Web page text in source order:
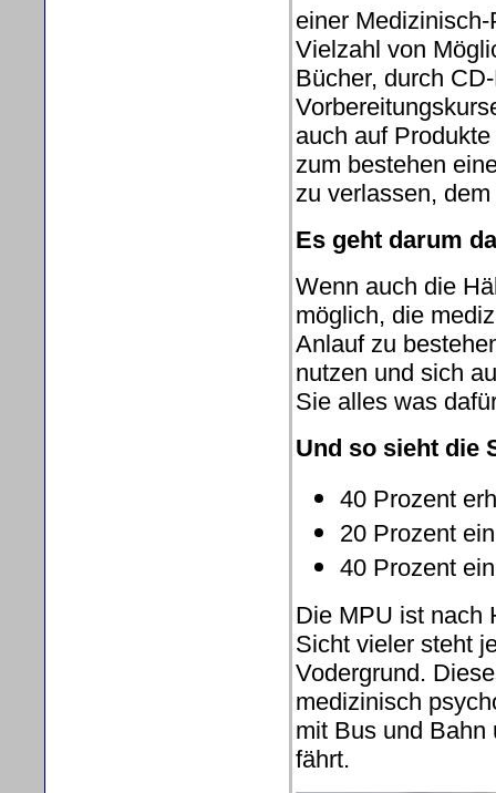
einer
Vielzahl von
Bücher, durch
auch auf
zum bestehen
zu verlassen,
Es geht darum
Wenn auch die
möglich, die
Anlauf zu
nutzen und sich
Sie alles was
Und so sieht die
40 Prozent
20 Prozent
40 Prozent
Die MPU ist nach
Sicht vieler steht
Vodergrund.
medizinisch
mit Bus und Bahn
fährt.